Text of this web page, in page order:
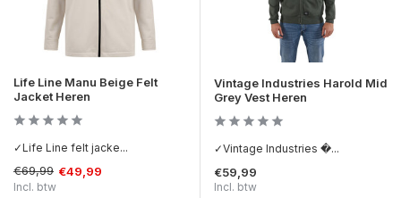
Life Line Manu Beige Felt
Jacket Heren
✓Life Line felt jacke...
€69,99 €49,99
Incl. btw
Vintage Industries Harold Mid
Grey Vest Heren
✓Vintage Industries �...
€59,99
Incl. btw